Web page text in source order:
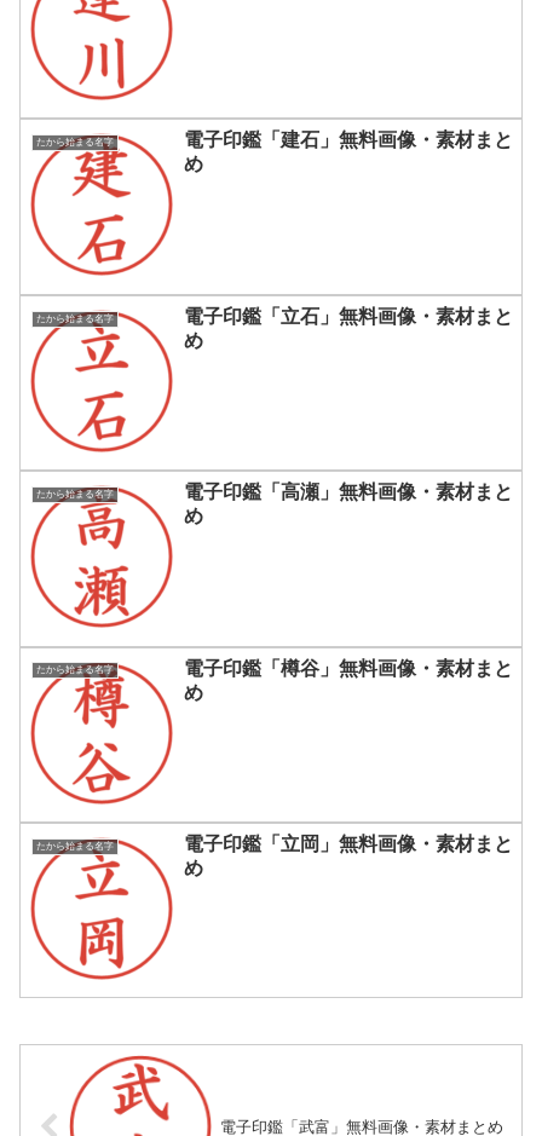
たから始まる名字
電子印鑑「建石」無料画像・素材まと
め
たから始まる名字
電子印鑑「立石」無料画像・素材まと
め
たから始まる名字
電子印鑑「高瀬」無料画像・素材まと
め
たから始まる名字
電子印鑑「樽谷」無料画像・素材まと
め
たから始まる名字
電子印鑑「立岡」無料画像・素材まと
め
電子印鑑「武富」無料画像・素材まとめ